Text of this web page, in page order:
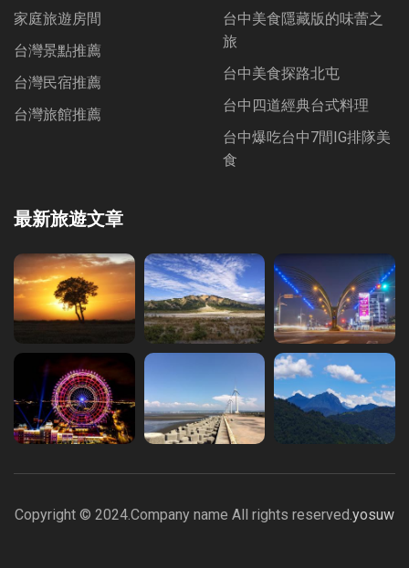
家庭旅遊房間
台灣景點推薦
台灣民宿推薦
台灣旅館推薦
最新旅遊文章
台中美食隱藏版的味蕾之
旅
台中美食探路北屯
台中四道經典台式料理
台中爆吃台中7間IG排隊美
食
Copyright © 2024.Company name All rights reserved.yosuw